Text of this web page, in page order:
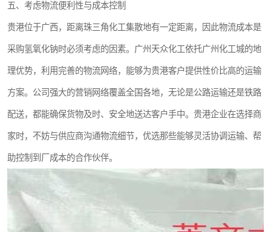
五、考虑物流便利性与成本控制
贵港位于广西，距离珠三角化工集散地有一定距离，因此物流成本是
采购氢氧化钠时必须考虑的因素。广州天众化工依托广州化工城的地
理优势，利用完善的物流网络，能够为贵港客户提供性价比高的运输
方案。公司强大的营销网络覆盖全国各地，无论是公路运输还是铁路
配送，都能确保货物及时、安全地送达客户手中。贵港企业在选择商
家时，不妨与供应商沟通物流细节，优选那些能够灵活协调运输、帮
助控制到厂成本的合作伙伴。